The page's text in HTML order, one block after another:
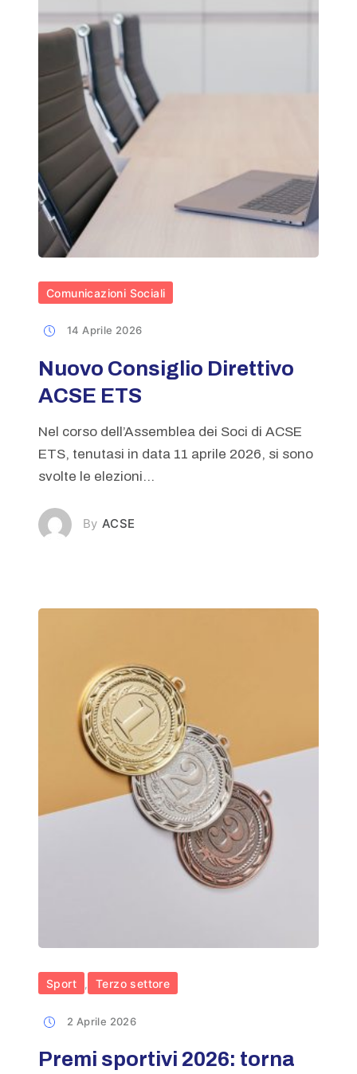
Comunicazioni Sociali
14 Aprile 2026
Nuovo Consiglio Direttivo
ACSE ETS
Nel corso dell’Assemblea dei Soci di ACSE
ETS, tenutasi in data 11 aprile 2026, si sono
svolte le elezioni...
ACSE
Sport , Terzo settore
2 Aprile 2026
Premi sportivi 2026: torna